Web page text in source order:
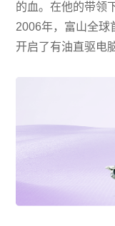
的血。在他的带领
2006年，富山全球
开启了有油直驱电